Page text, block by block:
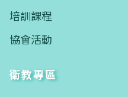
培訓課程
協會活動
衛教專區